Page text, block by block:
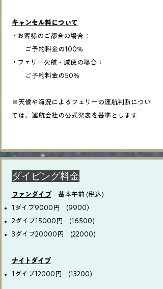
キャンセル料について
• お客様のご都合の場合：
ご予約料金の100％
• フェリー欠航・減便の場合：
ご予約料金の50％
※天候や海況によるフェリーの運航判断につい
ては、運航会社の公式発表を基準とします
​ダイビング料金
ファンダイブ基本午前 (税込)
1ダイブ9000円 (9900）
2ダイブ15000円 (16500)
3ダイブ20000円 (22000)
ナイトダイブ
1ダイブ12000円 (13200)